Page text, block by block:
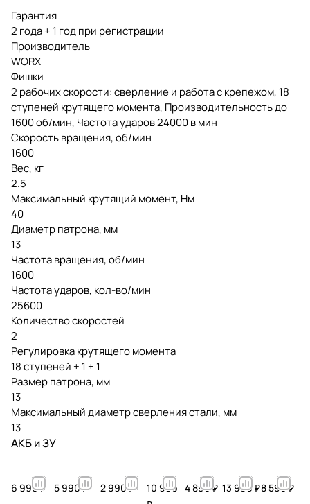
Гарантия
2 года + 1 год при регистрации
Производитель
WORX
Фишки
2 рабочих скорости: сверление и работа с крепежом, 18
ступеней крутящего момента, Производительность до
1600 об/мин, Частота ударов 24000 в мин
Скорость вращения, об/мин
1600
Вес, кг
2.5
Максимальный крутящий момент, Нм
40
Диаметр патрона, мм
13
Частота вращения, об/мин
1600
Частота ударов, кол-во/мин
25600
Количество скоростей
2
Регулировка крутящего момента
18 ступеней + 1 + 1
Размер патрона, мм
13
Максимальный диаметр сверления стали, мм
13
АКБ и ЗУ
6 990 ₽
5 990 ₽
2 990 ₽
10 990 4 890 ₽ 13 990 ₽8 590 ₽